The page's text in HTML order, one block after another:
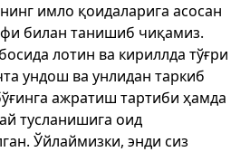
имло қоидаларига асосан
билан танишиб чиқамиз.
лотин ва кириллда тўғри
ундош ва унлидан таркиб
ажратиш тартиби ҳамда
тусланишига оид
Ўйлаймизки, энди сиз